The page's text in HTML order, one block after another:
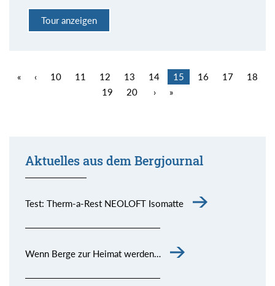
Tour anzeigen
« ‹ 10 11 12 13 14 15 16 17
18
19
20 › »
Aktuelles aus dem Bergjournal
Test: Therm-a-Rest NEOLOFT Isomatte
Wenn Berge zur Heimat werden…